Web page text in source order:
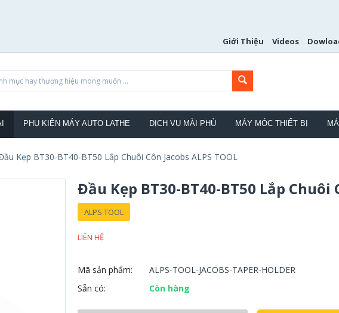
Giới Thiệu Videos
PHỤ KIỆN MÁY AUTO LATHE DỊCH VỤ MÀI PHỦ MÁY MÓC THIẾT BỊ
Kẹp BT30-BT40-BT50 Lắp Chuôi Côn Jacobs ALPS TOOL
Đầu Kẹp BT30-BT40-BT50 Lắp Chuôi
ALPS TOOL
LIÊN HỆ
Mã sản phẩm:
ALPS-TOOL-JACOBS-TAPER-HOLDER
Sẵn có:
Còn hàng